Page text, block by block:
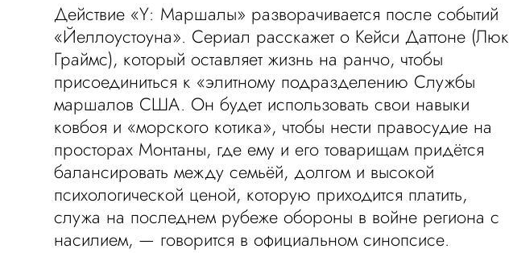
Действие «Y: Маршалы» разворачивается после событий
«Йеллоустоуна». Сериал расскажет о Кейси Даттоне (Люк
Граймс), который оставляет жизнь на ранчо, чтобы
присоединиться к «элитному подразделению Службы
маршалов США. Он будет использовать свои навыки
ковбоя и «морского котика», чтобы нести правосудие на
просторах Монтаны, где ему и его товарищам придётся
балансировать между семьёй, долгом и высокой
психологической ценой, которую приходится платить,
служа на последнем рубеже обороны в войне региона с
насилием, — говорится в официальном синопсисе.